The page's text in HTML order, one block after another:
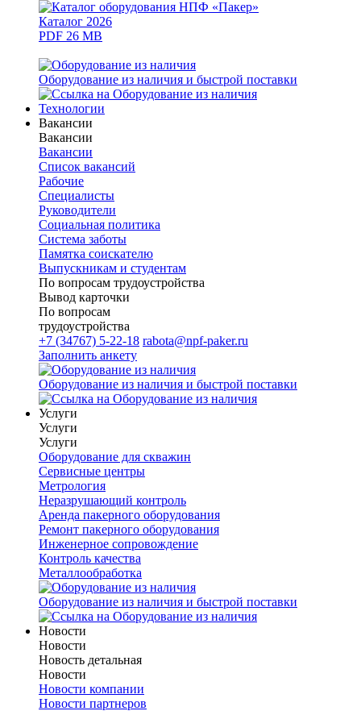
Каталог 2026
PDF 26 MB
Оборудование из наличия и быстрой поставки
Технологии
Вакансии
Вакансии
Вакансии
Список вакансий
Рабочие
Специалисты
Руководители
Cоциальная политика
Система заботы
Памятка соискателю
Выпускникам и студентам
По вопросам трудоустройства
Вывод карточки
По вопросам
трудоустройства
+7 (34767) 5-22-18 rabota@npf-paker.ru
Заполнить анкету
Оборудование из наличия и быстрой поставки
Услуги
Услуги
Услуги
Оборудование для скважин
Сервисные центры
Метрология
Неразрушающий контроль
Аренда пакерного оборудования
Ремонт пакерного оборудования
Инженерное сопровождение
Контроль качества
Металлообработка
Оборудование из наличия и быстрой поставки
Новости
Новости
Новость детальная
Новости
Новости компании
Новости партнеров